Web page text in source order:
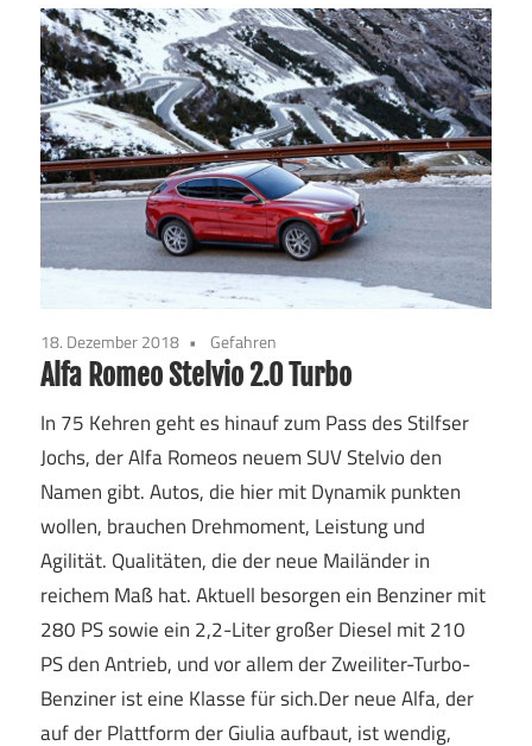
18. Dezember 2018 Gefahren
Alfa Romeo Stelvio 2.0 Turbo
In 75 Kehren geht es hinauf zum Pass des Stilfser
Jochs, der Alfa Romeos neuem SUV Stelvio den
Namen gibt. Autos, die hier mit Dynamik punkten
wollen, brauchen Drehmoment, Leistung und
Agilität. Qualitäten, die der neue Mailänder in
reichem Maß hat. Aktuell besorgen ein Benziner mit
280 PS sowie ein 2,2-Liter großer Diesel mit 210
PS den Antrieb, und vor allem der Zweiliter-Turbo-
Benziner ist eine Klasse für sich.Der neue Alfa, der
auf der Plattform der Giulia aufbaut, ist wendig,